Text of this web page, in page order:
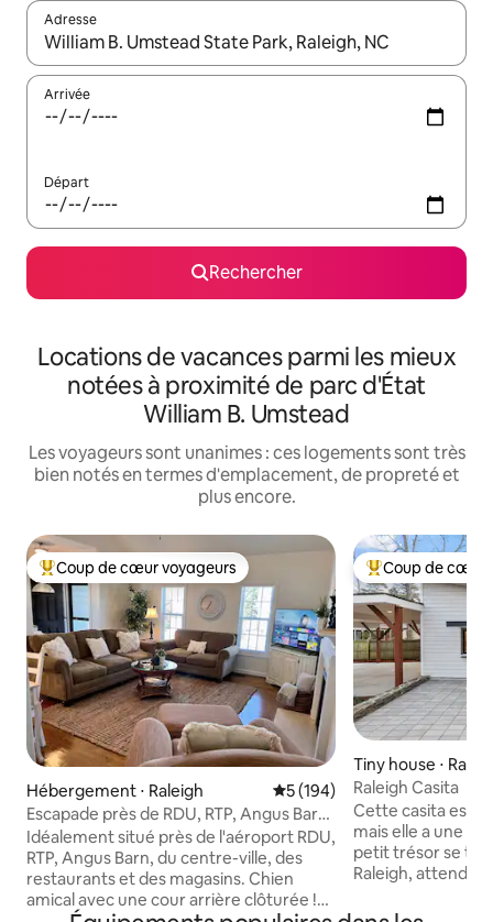
Adresse
Lorsque les résultats s'affichent, utilisez les flèches vers le
Arrivée
Départ
Rechercher
Locations de vacances parmi les mieux
notées à proximité de parc d'État
William B. Umstead
Les voyageurs sont unanimes : ces logements sont très
bien notés en termes d'emplacement, de propreté et
plus encore.
Coups de cœur voyageurs les plus appréciés
Coup de cœur voyageurs
Hébergement ⋅ Raleigh Évaluation moyenne sur la
5 (194)
Escapade près de RDU, RTP, Angus Barn,
centre-ville
Idéalement situé près de l'aéroport RDU,
RTP, Angus Barn, du centre-ville, des
restaurants et des magasins. Chien
amical avec une cour arrière clôturée !
Coups de cœur
Coup de cœur
Tiny house ⋅
Raleigh Casita
Cette casita est
mais elle a une
petit trésor se
Raleigh,
Veuillez noter